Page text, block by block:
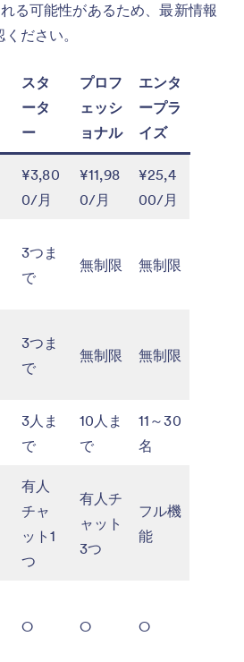
る可能性があるため、最新情報
ださい。
スタ
ータ
ー
プロフ
ェッシ
ョナル
エンタ
ープラ
イズ
¥3,80
0/月
¥11,98
0/月
¥25,4
00/月
3つま
で
無制限 無制限
3つま
で
無制限 無制限
3人ま
で
10人ま
で
11～30
名
有人
チャ
ット1
つ
有人チ
ャット
3つ
フル機
能
○ ○ ○